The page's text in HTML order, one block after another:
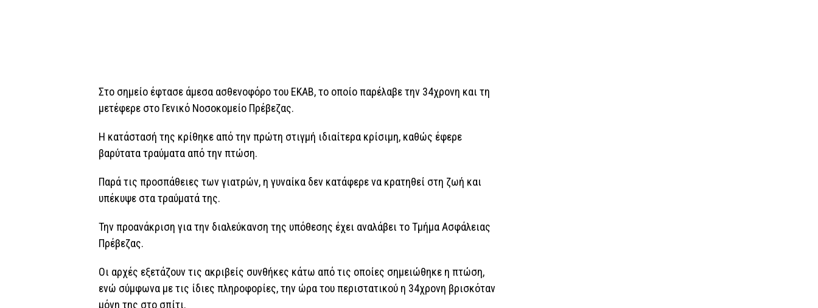
Στο σημείο έφτασε άμεσα ασθενοφόρο του ΕΚΑΒ, το οποίο παρέλαβε την 34χρονη και τη
μετέφερε στο Γενικό Νοσοκομείο Πρέβεζας.
Η κατάστασή της κρίθηκε από την πρώτη στιγμή ιδιαίτερα κρίσιμη, καθώς έφερε
βαρύτατα τραύματα από την πτώση.
Παρά τις προσπάθειες των γιατρών, η γυναίκα δεν κατάφερε να κρατηθεί στη ζωή και
υπέκυψε στα τραύματά της.
Την προανάκριση για την διαλεύκανση της υπόθεσης έχει αναλάβει το Τμήμα Ασφάλειας
Πρέβεζας.
Οι αρχές εξετάζουν τις ακριβείς συνθήκες κάτω από τις οποίες σημειώθηκε η πτώση,
ενώ σύμφωνα με τις ίδιες πληροφορίες, την ώρα του περιστατικού η 34χρονη βρισκόταν
μόνη της στο σπίτι.